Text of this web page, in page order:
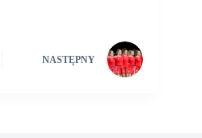
NASTĘPNY